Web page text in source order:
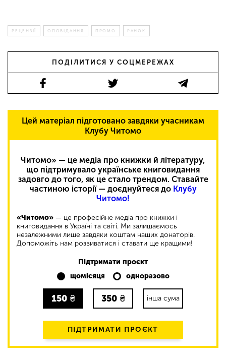
РЕЦЕНЗІЇ ОПОВІДАННЯ ПРОМО РАНОК
ПОДІЛИТИСЯ У СОЦМЕРЕЖАХ
Цей матеріал підготовано завдяки учасникам
Клубу Читомо
Читомо» — це медіа про книжки й літературу,
що підтримувало українське книговидання
задовго до того, як це стало трендом. Ставайте
частиною історії — доєднуйтеся до Клубу
Читомо!
«Читомо» — це професійне медіа про книжки і
книговидання в Україні та світі. Ми залишаємось
незалежними лише завдяки коштам наших донаторів.
Допоможіть нам розвиватися і ставати ще кращими!
Підтримати проєкт
щомісяця
одноразово
150 ₴ 350 ₴ інша сума
ПІДТРИМАТИ ПРОЄКТ